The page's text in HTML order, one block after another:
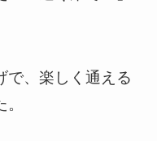
で、楽しく通える